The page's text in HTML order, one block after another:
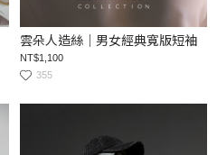
雲朵人造絲｜男女經典寬版短袖
NT$1,100
355